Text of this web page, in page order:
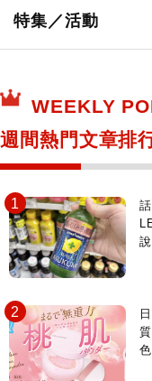
日常用藥
所有
特集／活動
東京百貨店～
WEEKLY
週間熱門文章排
說